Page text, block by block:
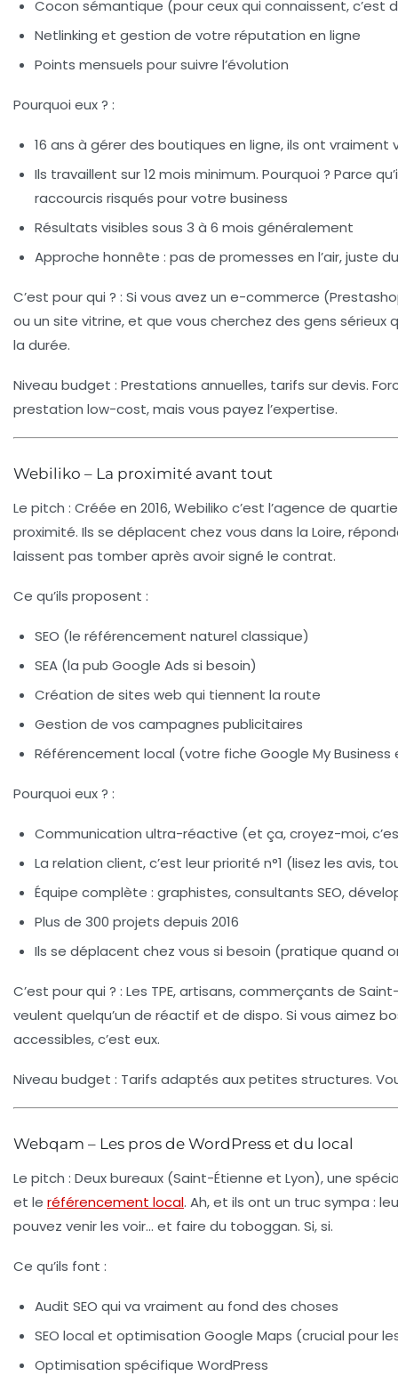
Cocon sémantique (pour ceux qui connaissent, c’est
Netlinking et gestion de votre réputation en ligne
Points mensuels pour suivre l’évolution
Pourquoi eux ? :
16 ans à gérer des boutiques en ligne, ils ont vraiment
Ils travaillent sur 12 mois minimum. Pourquoi ? Parce
raccourcis risqués pour votre business
Résultats visibles sous 3 à 6 mois généralement
Approche honnête : pas de promesses en l’air, juste
C’est pour qui ? : Si vous avez un e-commerce
ou un site vitrine, et que vous cherchez des gens sérieux
la durée.
Niveau budget : Prestations annuelles, tarifs sur devis.
prestation low-cost, mais vous payez l’expertise.
Webiliko – La proximité avant tout
Le pitch : Créée en 2016, Webiliko c’est l’agence de
proximité. Ils se déplacent chez vous dans la Loire,
laissent pas tomber après avoir signé le contrat.
Ce qu’ils proposent :
SEO (le référencement naturel classique)
SEA (la pub Google Ads si besoin)
Création de sites web qui tiennent la route
Gestion de vos campagnes publicitaires
Référencement local (votre fiche Google My
Pourquoi eux ? :
Communication ultra-réactive (et ça, croyez-moi,
La relation client, c’est leur priorité n°1 (lisez les avis,
Équipe complète : graphistes, consultants SEO,
Plus de 300 projets depuis 2016
Ils se déplacent chez vous si besoin (pratique quand
C’est pour qui ? : Les TPE, artisans, commerçants de
veulent quelqu’un de réactif et de dispo. Si vous aimez
accessibles, c’est eux.
Niveau budget : Tarifs adaptés aux petites structures.
Webqam – Les pros de WordPress et du local
Le pitch : Deux bureaux (Saint-Étienne et Lyon), une
et le référencement local. Ah, et ils ont un truc sympa :
pouvez venir les voir… et faire du toboggan. Si, si.
Ce qu’ils font :
Audit SEO qui va vraiment au fond des choses
SEO local et optimisation Google Maps (crucial pour
Optimisation spécifique WordPress